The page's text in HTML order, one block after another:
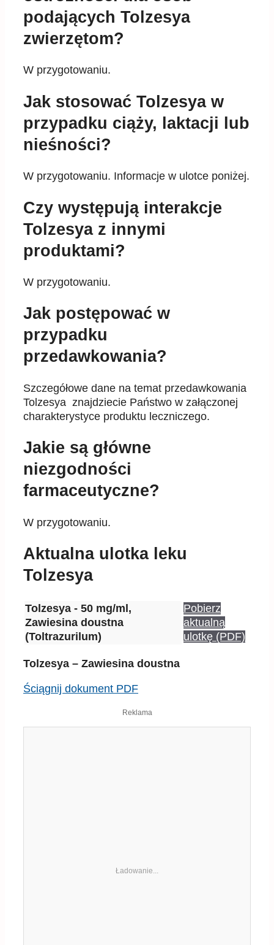
zwierzętom?
W przygotowaniu.
Jak stosować Tolzesya w
przypadku ciąży, laktacji lub
nieśności?
W przygotowaniu. Informacje w ulotce poniżej.
Czy występują interakcje
Tolzesya z innymi
produktami?
W przygotowaniu.
Jak postępować w
przypadku
przedawkowania?
Szczegółowe dane na temat przedawkowania
charakterystyce produktu leczniczego.
Jakie są główne
niezgodności
farmaceutyczne?
W przygotowaniu.
Aktualna ulotka leku
Tolzesya
Tolzesya - 50 mg/ml,
(Toltrazurilum)
ulotkę (PDF)
Tolzesya – Zawiesina doustna
Ściągnij dokument PDF
Reklama